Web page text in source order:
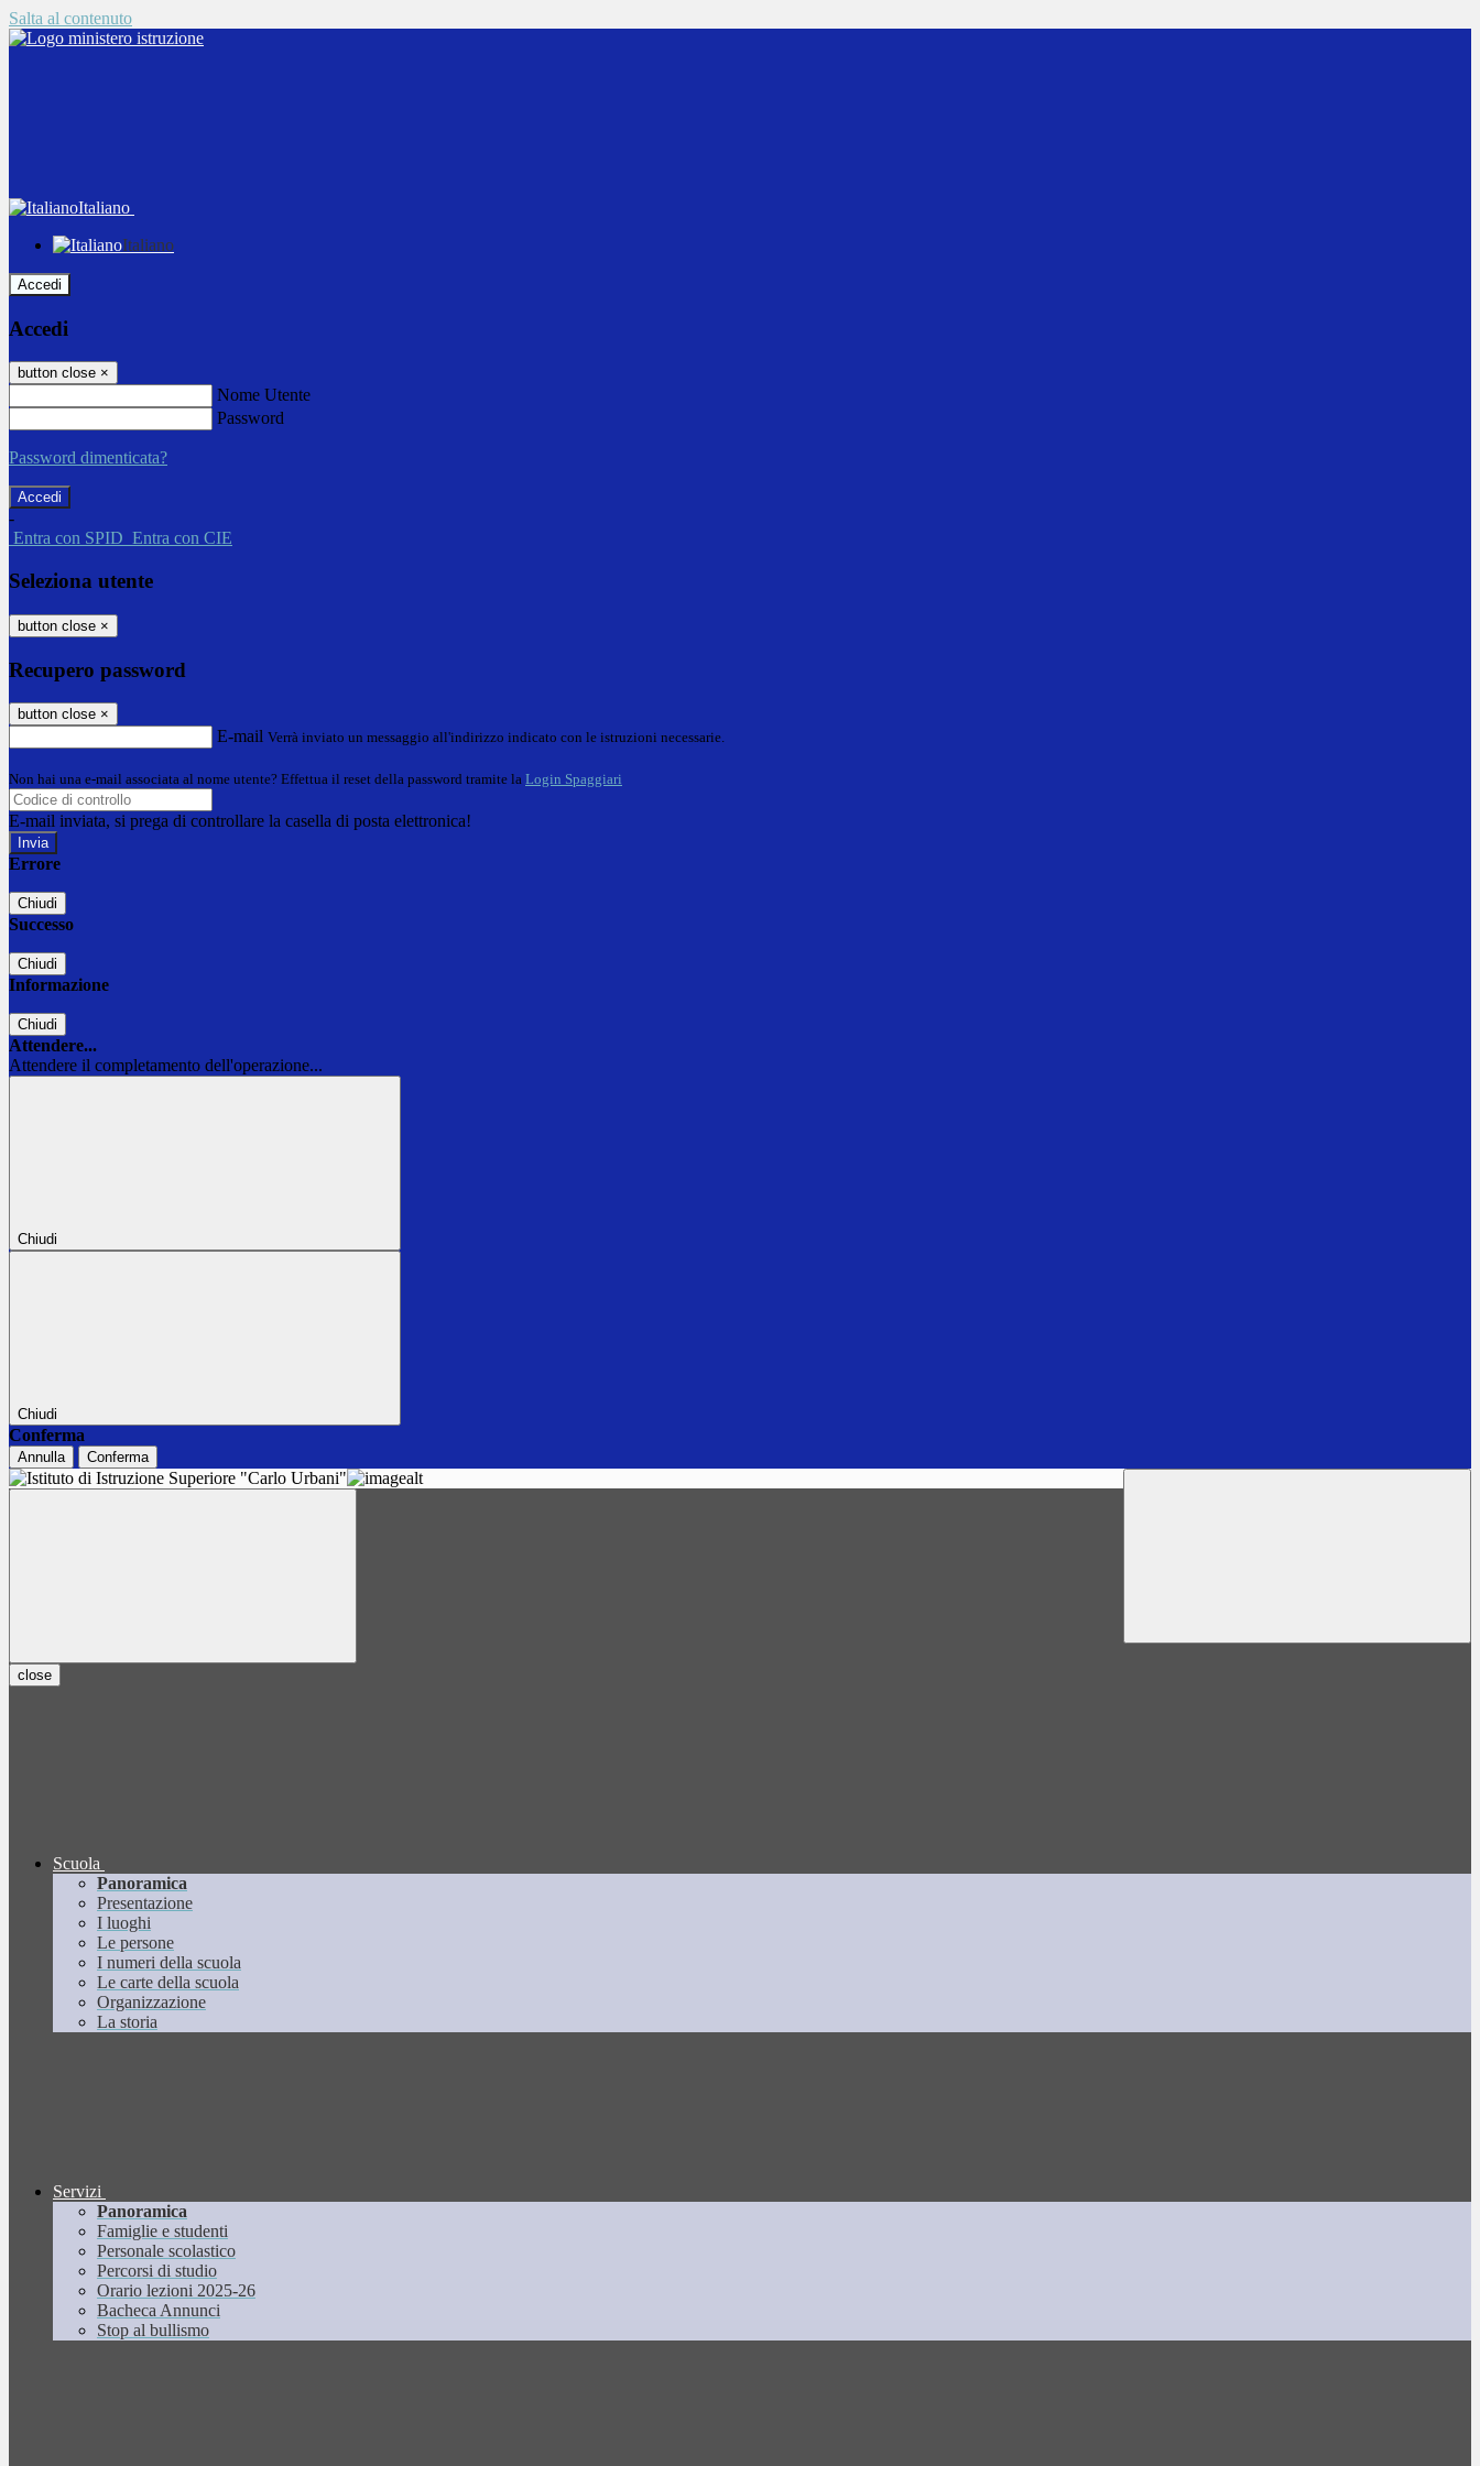
Salta al contenuto
Italiano
Italiano
Accedi
Accedi
button close ×
Nome Utente
Password
Password dimenticata?
-
Entra con SPID Entra con CIE
Seleziona utente
button close ×
Recupero password
button close ×
E-mail Verrà inviato un messaggio all'indirizzo indicato con le istruzioni necessarie.
Non hai una e-mail associata al nome utente? Effettua il reset della password tramite la Login Spaggiari
E-mail inviata, si prega di controllare la casella di posta elettronica!
Errore
Chiudi
Successo
Chiudi
Informazione
Chiudi
Attendere...
Attendere il completamento dell'operazione...
Chiudi
Chiudi
Conferma
Annulla Conferma
close
Scuola
Panoramica
Presentazione
I luoghi
Le persone
I numeri della scuola
Le carte della scuola
Organizzazione
La storia
Servizi
Panoramica
Famiglie e studenti
Personale scolastico
Percorsi di studio
Orario lezioni 2025-26
Bacheca Annunci
Stop al bullismo